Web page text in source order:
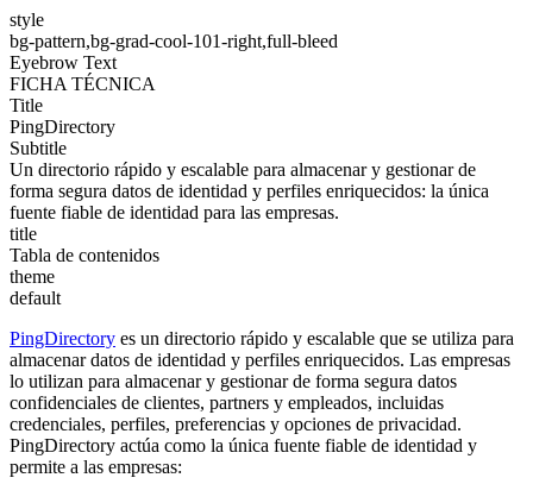
style
bg-pattern,bg-grad-cool-101-right,full-bleed
Eyebrow Text
FICHA TÉCNICA
Title
PingDirectory
Subtitle
Un directorio rápido y escalable para almacenar y gestionar de
forma segura datos de identidad y perfiles enriquecidos: la única
fuente fiable de identidad para las empresas.
title
Tabla de contenidos
theme
default
PingDirectory es un directorio rápido y escalable que se utiliza para
almacenar datos de identidad y perfiles enriquecidos. Las empresas
lo utilizan para almacenar y gestionar de forma segura datos
confidenciales de clientes, partners y empleados, incluidas
credenciales, perfiles, preferencias y opciones de privacidad.
PingDirectory actúa como la única fuente fiable de identidad y
permite a las empresas: